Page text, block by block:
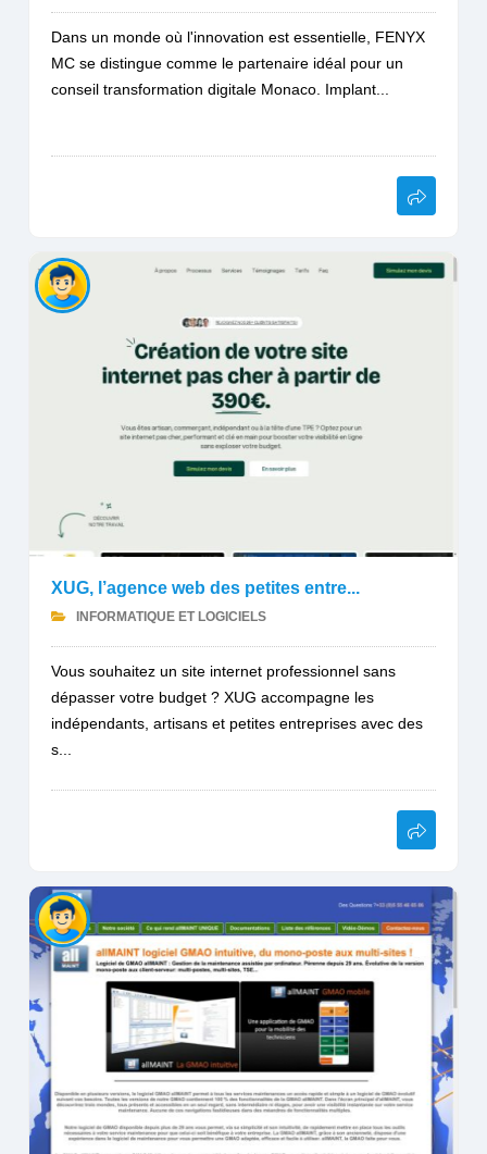
Dans un monde où l'innovation est essentielle, FENYX
MC se distingue comme le partenaire idéal pour un
conseil transformation digitale Monaco. Implant...
XUG, l’agence web des petites entre...
INFORMATIQUE ET LOGICIELS
Vous souhaitez un site internet professionnel sans
dépasser votre budget ? XUG accompagne les
indépendants, artisans et petites entreprises avec des
s...